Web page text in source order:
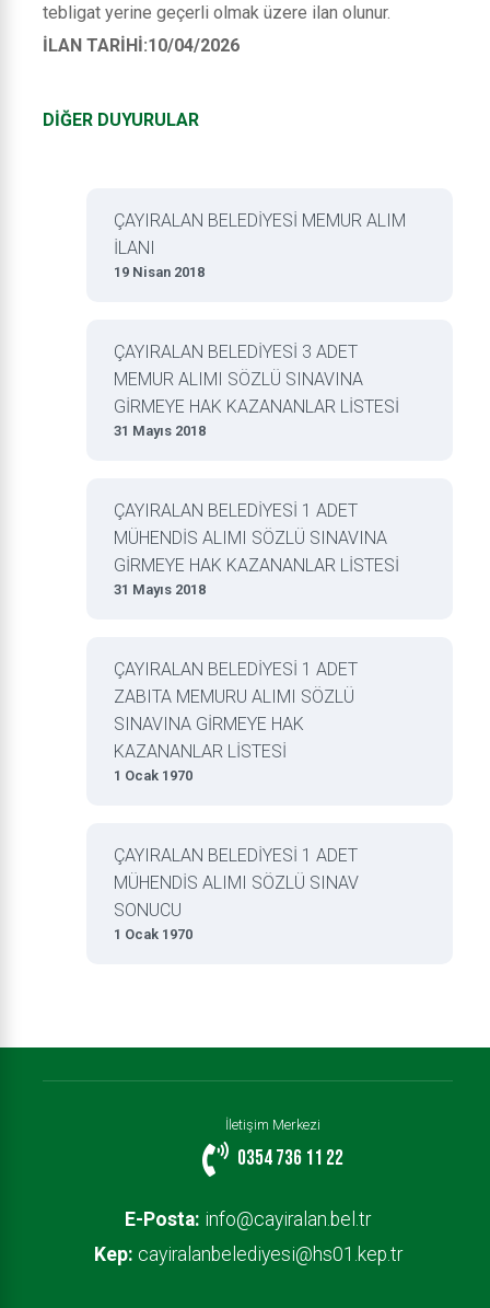
tebligat yerine geçerli olmak üzere ilan olunur.
İLAN TARİHİ:10/04/2026
DİĞER DUYURULAR
ÇAYIRALAN BELEDİYESİ MEMUR ALIM
İLANI
19 Nisan 2018
ÇAYIRALAN BELEDİYESİ 3 ADET
MEMUR ALIMI SÖZLÜ SINAVINA
GİRMEYE HAK KAZANANLAR LİSTESİ
31 Mayıs 2018
ÇAYIRALAN BELEDİYESİ 1 ADET
MÜHENDİS ALIMI SÖZLÜ SINAVINA
GİRMEYE HAK KAZANANLAR LİSTESİ
31 Mayıs 2018
ÇAYIRALAN BELEDİYESİ 1 ADET
ZABITA MEMURU ALIMI SÖZLÜ
SINAVINA GİRMEYE HAK
KAZANANLAR LİSTESİ
1 Ocak 1970
ÇAYIRALAN BELEDİYESİ 1 ADET
MÜHENDİS ALIMI SÖZLÜ SINAV
SONUCU
1 Ocak 1970
İletişim Merkezi
0354 736 11 22
E-Posta: info@cayiralan.bel.tr
Kep: cayiralanbelediyesi@hs01.kep.tr